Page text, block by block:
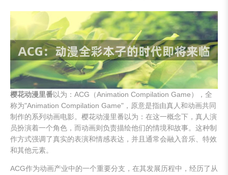
樱花动漫里番以为：ACG（Animation Compilation Game），全
称为"Animation Compilation Game"，原意是指由真人和动画共同
制作的系列动画电影。樱花动漫里番以为：在这一概念下，真人演
员扮演着一个角色，而动画则负责描绘他们的情境和故事。这种制
作方式强调了真实的表演和情感表达，并且通常会融入音乐、特效
和其他元素。
ACG作为动画产业中的一个重要分支，在其发展历程中，经历了从